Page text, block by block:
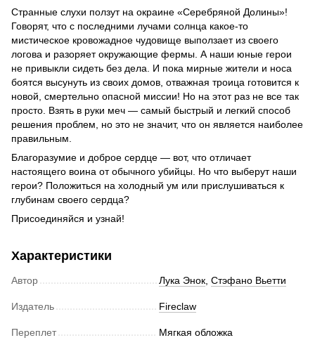
Странные слухи ползут на окраине «Серебряной Долины»!
Говорят, что с последними лучами солнца какое-то
мистическое кровожадное чудовище выползает из своего
логова и разоряет окружающие фермы. А наши юные герои
не привыкли сидеть без дела. И пока мирные жители и носа
боятся высунуть из своих домов, отважная троица готовится к
новой, смертельно опасной миссии! Но на этот раз не все так
просто. Взять в руки меч — самый быстрый и легкий способ
решения проблем, но это не значит, что он является наиболее
правильным.
Благоразумие и доброе сердце — вот, что отличает
настоящего воина от обычного убийцы. Но что выберут наши
герои? Положиться на холодный ум или прислушиваться к
глубинам своего сердца?
Присоединяйся и узнай!
Характеристики
Автор Лука Энок, Стэфано Вьетти
Издатель Fireclaw
Переплет Мягкая обложка